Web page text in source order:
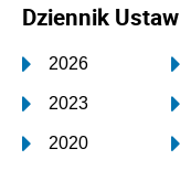
Dziennik Ustaw
2026
2023
2020